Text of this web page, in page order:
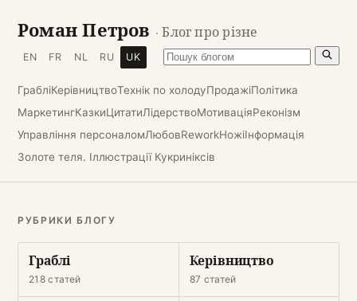
Роман Петров · Блог про різне
EN FR NL RU UK
ГрабліКерівництвоТехнік по холодуПродажіПолітика
МаркетингКазкиЦитатиЛідерствоМотиваціяРеконізм
Управління персоналомЛюбовReworkНожіІнформація
Золоте теля. Іллюстрації Кукриніксів
РУБРИКИ БЛОГУ
Граблі
218 статей
Керівництво
87 статей